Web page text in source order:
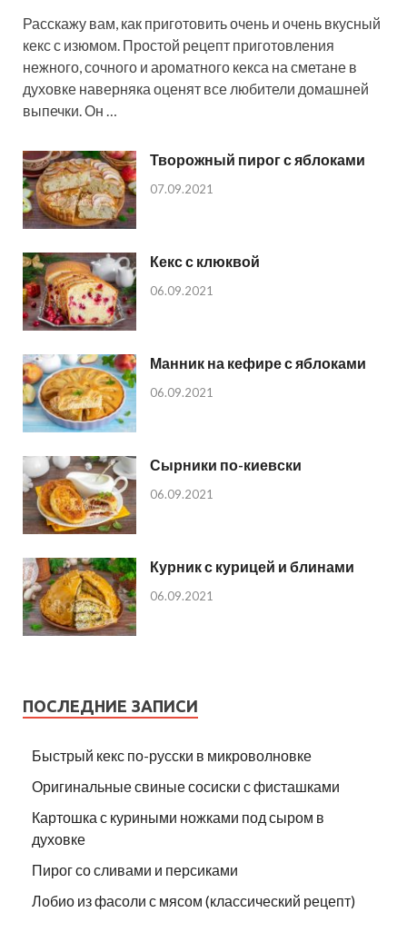
Расскажу вам, как приготовить очень и очень вкусный
кекс с изюмом. Простой рецепт приготовления
нежного, сочного и ароматного кекса на сметане в
духовке наверняка оценят все любители домашней
выпечки. Он …
Творожный пирог с яблоками
07.09.2021
Кекс с клюквой
06.09.2021
Манник на кефире с яблоками
06.09.2021
Сырники по-киевски
06.09.2021
Курник с курицей и блинами
06.09.2021
ПОСЛЕДНИЕ ЗАПИСИ
Быстрый кекс по-русски в микроволновке
Оригинальные свиные сосиски с фисташками
Картошка с куриными ножками под сыром в
духовке
Пирог со сливами и персиками
Лобио из фасоли с мясом (классический рецепт)